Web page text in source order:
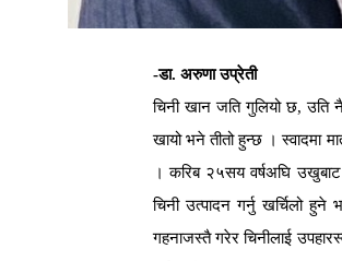
-डा. अरुणा उप्रेती
चिनी खान जति गुलियो छ, उति
खायो भने तीतो हुन्छ । स्वादमा
। करिब २५सय वर्षअघि उखुबाट
चिनी उत्पादन गर्नु खर्चिलो
गहनाजस्तै गरेर चिनीलाई